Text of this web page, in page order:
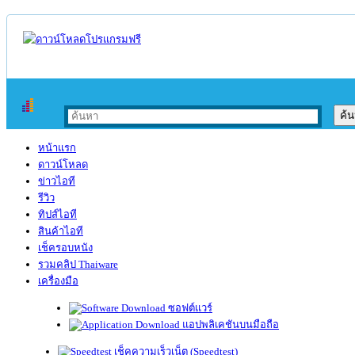
หน้าแรก
ดาวน์โหลด
ข่าวไอที
รีวิว
ทิปส์ไอที
สินค้าไอที
เช็ครอบหนัง
รวมคลิป Thaiware
เครื่องมือ
ซอฟต์แวร์
แอปพลิเคชันบนมือถือ
เช็คความเร็วเน็ต (Speedtest)